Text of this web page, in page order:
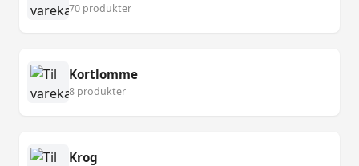
70 produkter
Kortlomme
8 produkter
Krog